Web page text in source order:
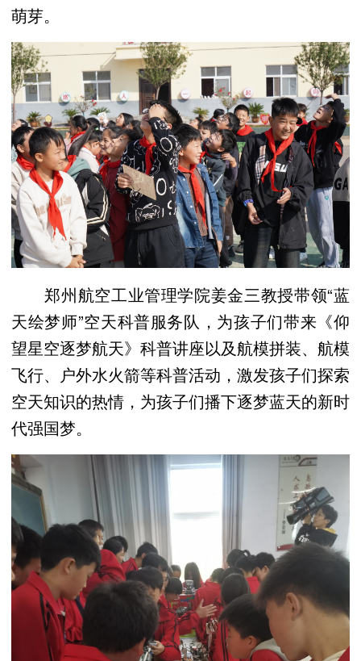
萌芽。
郑州航空工业管理学院姜金三教授带领“蓝
天绘梦师”空天科普服务队，为孩子们带来《仰
望星空逐梦航天》科普讲座以及航模拼装、航模
飞行、户外水火箭等科普活动，激发孩子们探索
空天知识的热情，为孩子们播下逐梦蓝天的新时
代强国梦。